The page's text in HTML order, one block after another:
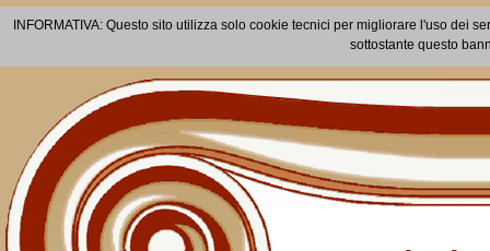
INFORMATIVA: Questo sito utilizza solo cookie tecnici per migliorare l'uso dei
sottostante questo